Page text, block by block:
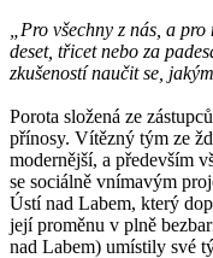
„Pro všechny z nás, a
deset, třicet nebo za
zkušeností naučit se,
Porota složená ze
přínosy. Vítězný tým ze
modernější, a především
se sociálně vnímavým
Ústí nad Labem, který
její proměnu v plně
nad Labem) umístily své